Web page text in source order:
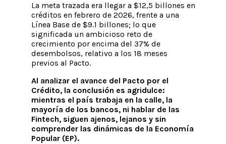
La meta trazada era llegar a $12,5 billones en
créditos en febrero de 2026, frente a una
Línea Base de $9.1 billones; lo que
significada un ambicioso reto de
crecimiento por encima del 37% de
desembolsos, relativo a los 18 meses
previos al Pacto.
Al analizar el avance del Pacto por el
Crédito, la conclusión es agridulce:
mientras el país trabaja en la calle, la
mayoría de los bancos, ni hablar de las
Fintech, siguen ajenos, lejanos y sin
comprender las dinámicas de la Economía
Popular (EP).